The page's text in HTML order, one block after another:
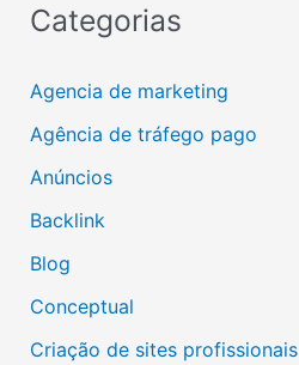
Categorias
Agencia de marketing
Agência de tráfego pago
Anúncios
Backlink
Blog
Conceptual
Criação de sites profissionais